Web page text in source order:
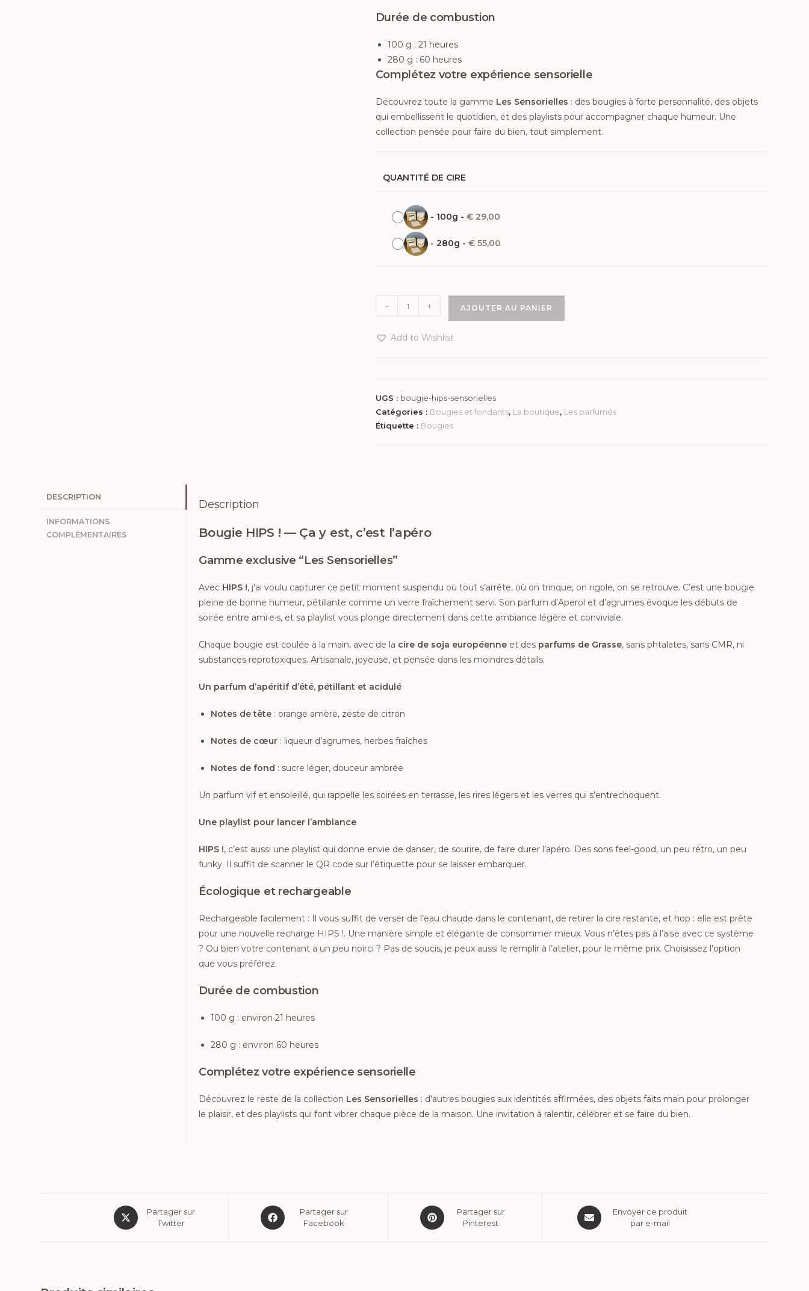
Durée de combustion
100 g : 21 heures
280 g : 60 heures
Complétez votre expérience sensorielle
Découvrez toute la gamme Les Sensorielles : des bougies à forte personnalité, des objets
qui embellissent le quotidien, et des playlists pour accompagner chaque humeur. Une
collection pensée pour faire du bien, tout simplement.
QUANTITÉ DE CIRE
- 100g - €29,00
- 280g - €55,00
- + AJOUTER AU PANIER
Add to Wishlist
UGS : bougie-hips-sensorielles
Catégories : Bougies et fondants, La boutique, Les parfumés
Étiquette : Bougies
DESCRIPTION
INFORMATIONS
COMPLÉMENTAIRES
Description
Bougie HIPS ! — Ça y est, c’est l’apéro
Gamme exclusive “Les Sensorielles”
Avec HIPS !, j’ai voulu capturer ce petit moment suspendu où tout s’arrête, où on trinque, on rigole, on se retrouve. C’est une bougie
pleine de bonne humeur, pétillante comme un verre fraîchement servi. Son parfum d’Aperol et d’agrumes évoque les débuts de
soirée entre ami·e·s, et sa playlist vous plonge directement dans cette ambiance légère et conviviale.
Chaque bougie est coulée à la main, avec de la cire de soja européenne et des parfums de Grasse, sans phtalates, sans CMR, ni
substances reprotoxiques. Artisanale, joyeuse, et pensée dans les moindres détails.
Un parfum d’apéritif d’été, pétillant et acidulé
Notes de tête : orange amère, zeste de citron
Notes de cœur : liqueur d’agrumes, herbes fraîches
Notes de fond : sucre léger, douceur ambrée
Un parfum vif et ensoleillé, qui rappelle les soirées en terrasse, les rires légers et les verres qui s’entrechoquent.
Une playlist pour lancer l’ambiance
HIPS !, c’est aussi une playlist qui donne envie de danser, de sourire, de faire durer l’apéro. Des sons feel-good, un peu rétro, un peu
funky. Il suffit de scanner le QR code sur l’étiquette pour se laisser embarquer.
Écologique et rechargeable
Rechargeable facilement : Il vous suffit de verser de l’eau chaude dans le contenant, de retirer la cire restante, et hop : elle est prête
pour une nouvelle recharge HIPS !. Une manière simple et élégante de consommer mieux. Vous n’êtes pas à l’aise avec ce système
? Ou bien votre contenant a un peu noirci ? Pas de soucis, je peux aussi le remplir à l’atelier, pour le même prix. Choisissez l’option
que vous préférez.
Durée de combustion
100 g : environ 21 heures
280 g : environ 60 heures
Complétez votre expérience sensorielle
Découvrez le reste de la collection Les Sensorielles : d’autres bougies aux identités affirmées, des objets faits main pour prolonger
le plaisir, et des playlists qui font vibrer chaque pièce de la maison. Une invitation à ralentir, célébrer et se faire du bien.
Partager sur
Twitter
Partager sur
Facebook
Partager sur
Pinterest
Envoyer ce produit
par e-mail